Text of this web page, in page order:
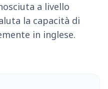
a livello
la capacità di
in inglese.